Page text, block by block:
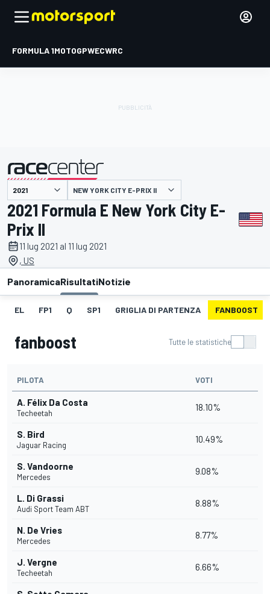
FORMULA 1MOTOGPWECWRC
presentato da NEW YORK CITY E-PRIX II
2021 Formula E New York City E-
Prix II
11 lug 2021 al 11 lug 2021
, US
PanoramicaRisultatiNotizie
EL FP1 Q SP1 GRIGLIA DI PARTENZA FANBOOST
fanboost Tutte le statistiche
PILOTA VOTI
A. Félix Da Costa
Techeetah
18.10%
S. Bird
Jaguar Racing
10.49%
S. Vandoorne
Mercedes
9.08%
L. Di Grassi
Audi Sport Team ABT
8.88%
N. De Vries
Mercedes
8.77%
J. Vergne
Techeetah
6.66%